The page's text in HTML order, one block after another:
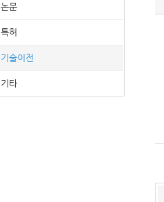
논문
특허
기술이전
기타